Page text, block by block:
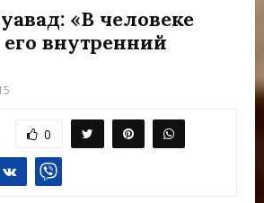
«В человеке
внутренний
0